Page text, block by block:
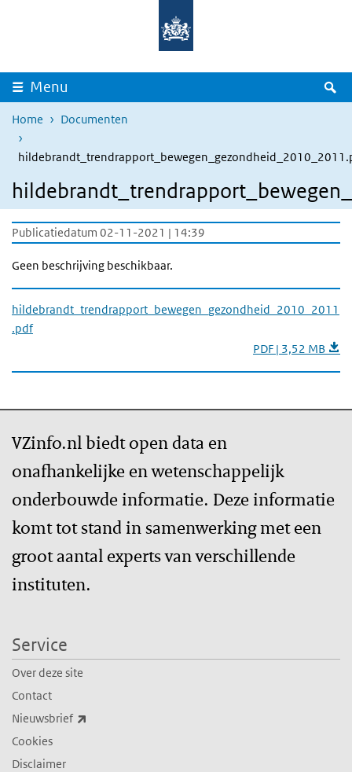
Overslaan en naar de inhoud gaan
Menu
Home Documenten
Publicatiedatum 02-11-2021 | 14:39
Geen beschrijving beschikbaar.
hildebrandt_trendrapport_bewegen_gezondheid_2010_2011
.pdf
PDF | 3,52 MB
VZinfo.nl biedt open data en
onafhankelijke en wetenschappelijk
onderbouwde informatie. Deze informatie
komt tot stand in samenwerking met een
groot aantal experts van verschillende
instituten.
Service
Over deze site
Contact
Nieuwsbrief
Cookies
Disclaimer